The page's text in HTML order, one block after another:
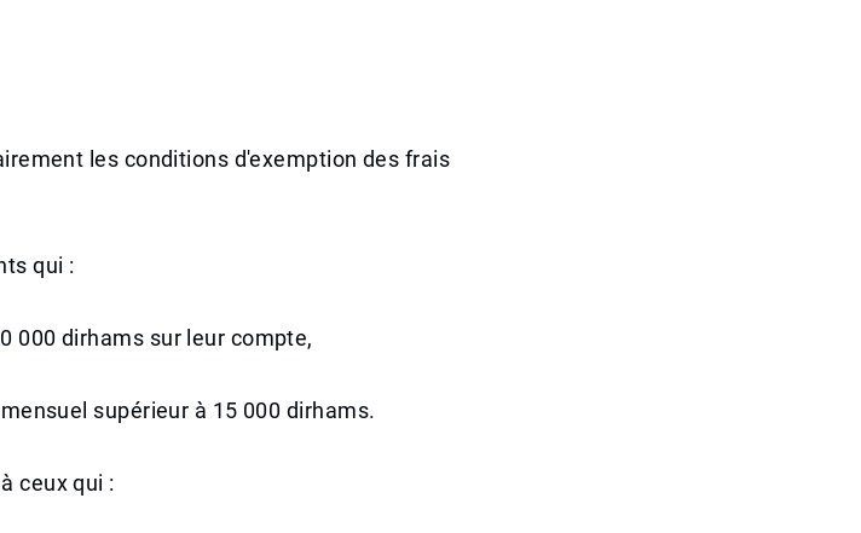
les conditions d'exemption des frais
qui :
000 dirhams sur leur compte,
supérieur à 15 000 dirhams.
ceux qui :